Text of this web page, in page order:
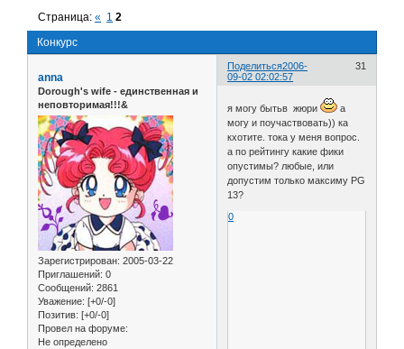
Конкурс
Страница:« 1 2
Поделиться 31
2006-
09-02 02:02:57
anna
Dorough's wife - единственная и
неповторимая!!!&
Зарегистрирован: 2005-03-22
Приглашений: 0
Сообщений: 2861
Уважение: [+0/-0]
Позитив: [+0/-0]
Провел на форуме:
Не определено
я могу бытьв жюри
а
могу и поучаствовать)) ка
кхотите. тока у меня вопрос.
а по рейтингу какие фики
опустимы? любые, или
допустим только максиму PG
13?
0